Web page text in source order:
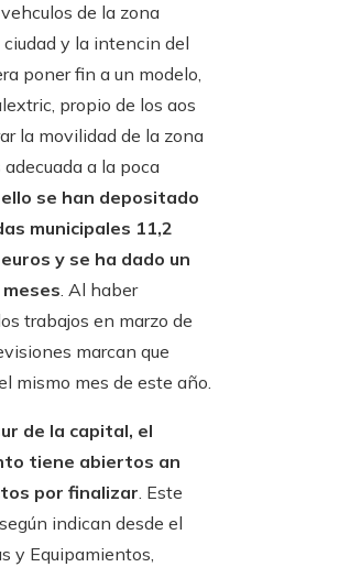
de la zona
ciudad y la intencin del
poner fin a un modelo,
propio de los aos
la movilidad de la zona
a la poca
se han depositado
municipales 11,2
y se ha dado un
. Al haber
trabajos en marzo de
marcan que
mismo mes de este año.
de la capital, el
tiene abiertos an
por finalizar. Este
indican desde el
y Equipamientos,